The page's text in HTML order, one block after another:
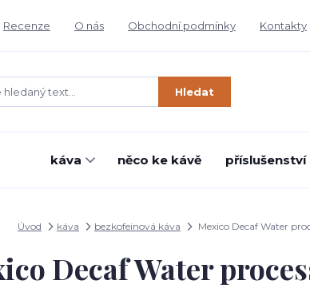
Recenze O nás Obchodní podmínky Kontakty
Hledat
káva něco ke kávě příslušenství
Úvod káva bezkofeinová káva Mexico Decaf Water
Decaf Water